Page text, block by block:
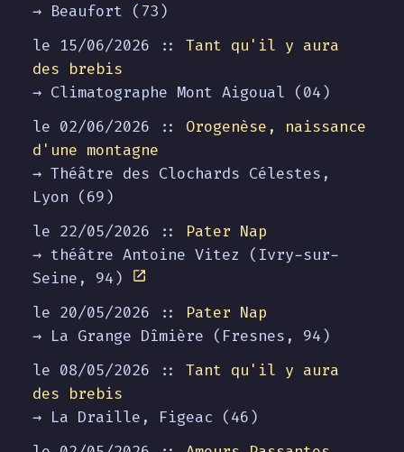
→ Beaufort (73)
le 15/06/2026 :: Tant qu'il y aura
des brebis
→ Climatographe Mont Aigoual (04)
le 02/06/2026 :: Orogenèse, naissance
d'une montagne
→ Théâtre des Clochards Célestes,
Lyon (69)
le 22/05/2026 :: Pater Nap
→ théâtre Antoine Vitez (Ivry-sur-
Seine, 94)
le 20/05/2026 :: Pater Nap
→ La Grange Dîmière (Fresnes, 94)
le 08/05/2026 :: Tant qu'il y aura
des brebis
→ La Draille, Figeac (46)